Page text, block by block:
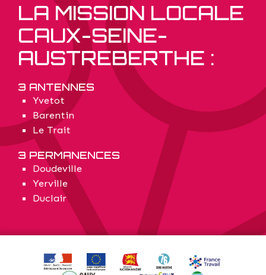
LA MISSION LOCALE
CAUX-SEINE-
AUSTREBERTHE :
3 ANTENNES
Yvetot
Barentin
Le Trait
3 PERMANENCES
Doudeville
Yerville
Duclair